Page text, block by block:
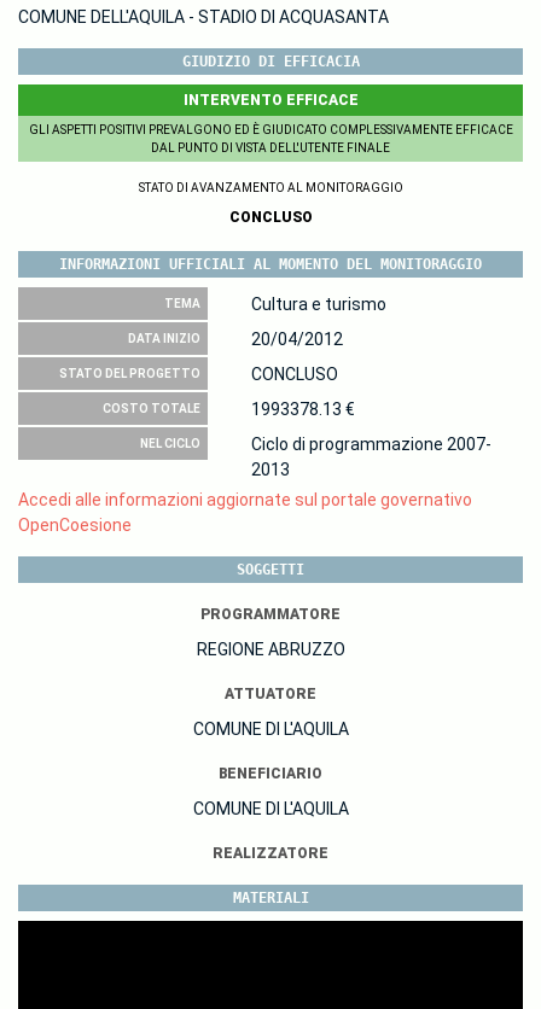
COMUNE DELL'AQUILA - STADIO DI ACQUASANTA
GIUDIZIO DI EFFICACIA
INTERVENTO EFFICACE
GLI ASPETTI POSITIVI PREVALGONO ED È GIUDICATO COMPLESSIVAMENTE EFFICACE
DAL PUNTO DI VISTA DELL'UTENTE FINALE
STATO DI AVANZAMENTO AL MONITORAGGIO
CONCLUSO
INFORMAZIONI UFFICIALI AL MOMENTO DEL MONITORAGGIO
TEMA Cultura e turismo
DATA INIZIO 20/04/2012
STATO DEL PROGETTO CONCLUSO
COSTO TOTALE 1993378.13 €
NEL CICLO
Ciclo di programmazione 2007-
2013
Accedi alle informazioni aggiornate sul portale governativo
OpenCoesione
SOGGETTI
PROGRAMMATORE
REGIONE ABRUZZO
ATTUATORE
COMUNE DI L'AQUILA
BENEFICIARIO
COMUNE DI L'AQUILA
REALIZZATORE
MATERIALI